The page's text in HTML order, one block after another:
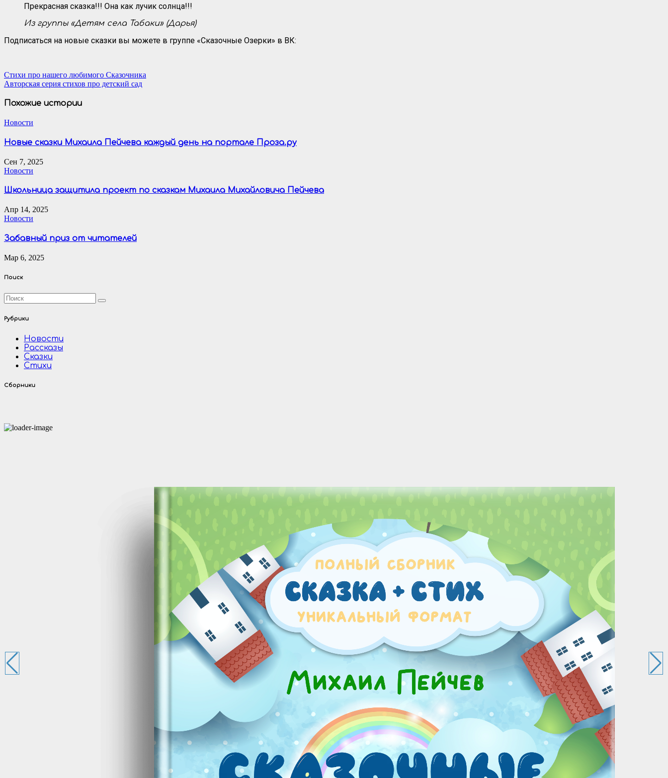
Прекрасная сказка!!! Она как лучик солнца!!!
Из группы «Детям села Табаки» (Дарья)
Подписаться на новые сказки вы можете в группе «Сказочные Озерки» в ВК:
Навигация
по
записям
Стихи про нашего любимого Сказочника
Авторская серия стихов про детский сад
Похожие истории
Новости
Новые сказки Михаила Пейчева каждый день на портале Проза.ру
Сен 7, 2025
Новости
Школьница защитила проект по сказкам Михаила Михайловича Пейчева
Апр 14, 2025
Новости
Забавный приз от читателей
Мар 6, 2025
Поиск
Рубрики
Новости
Рассказы
Сказки
Стихи
Сборники